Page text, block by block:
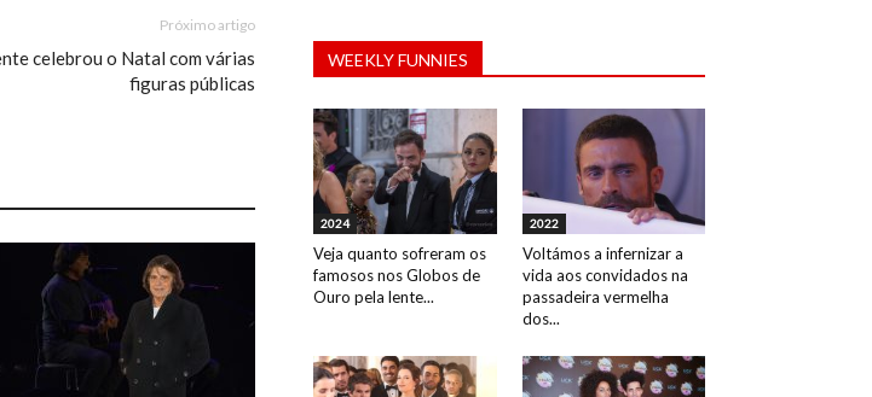
Próximo artigo
celebrou o Natal com várias
figuras públicas
WEEKLY FUNNIES
2024
Veja quanto sofreram os
famosos nos Globos de
Ouro pela lente...
2022
Voltámos a infernizar a
vida aos convidados na
passadeira vermelha
dos...